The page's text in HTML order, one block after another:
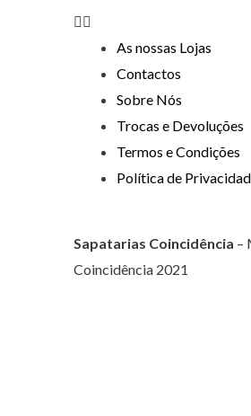
As nossas Lojas
Contactos
Sobre Nós
Trocas e Devoluções
Termos e Condições
Política de
Sapatarias Coincidência –
Coincidência 2021